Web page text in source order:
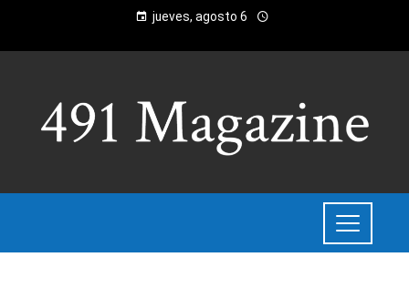
jueves, agosto 6